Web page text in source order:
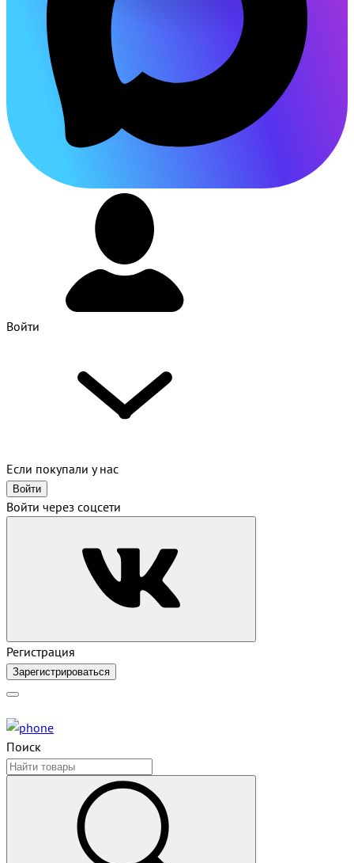
Войти
Если покупали у нас
Войти
Войти через соцсети
Регистрация
Зарегистрироваться
Поиск